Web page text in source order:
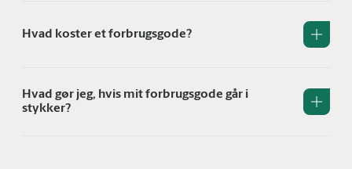
Hvad koster et forbrugsgode?
Hvad gør jeg, hvis mit forbrugsgode går i
stykker?